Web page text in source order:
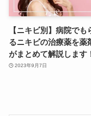
【ニキビ別】病院でも
るニキビの治療薬を薬
がまとめて解説します
2023年9月7日